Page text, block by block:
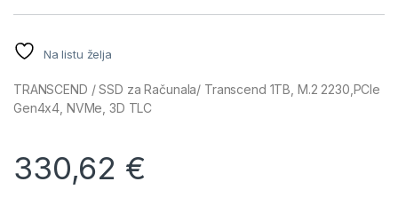
Na listu želja
TRANSCEND / SSD za Računala/ Transcend 1TB, M.2 2230,PCIe
Gen4x4, NVMe, 3D TLC
330,62 €